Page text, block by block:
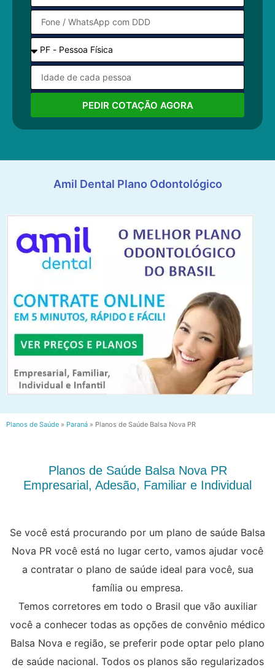
PEDIR COTAÇÃO AGORA
Amil Dental Plano Odontológico
Planos de Saúde » Paraná » Planos de Saúde Balsa Nova PR
Planos de Saúde Balsa Nova PR
Empresarial, Adesão, Familiar e Individual
Se você está procurando por um plano de saúde Balsa
Nova PR você está no lugar certo, vamos ajudar você
a contratar o plano de saúde ideal para você, sua
família ou empresa.
Temos corretores em todo o Brasil que vão auxiliar
você a conhecer todas as opções de convênio médico
Balsa Nova e região, se preferir pode optar pelo plano
de saúde nacional. Todos os planos são regularizados